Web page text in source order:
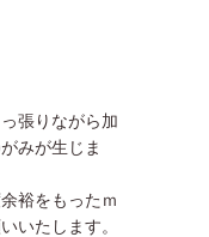
張りながら加
みが生じま
裕をもったｍ
いたします。